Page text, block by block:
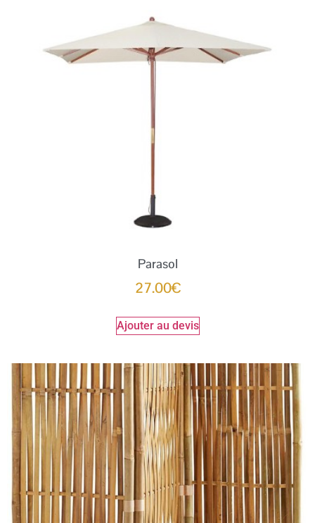
Parasol
27.00€
Ajouter au devis